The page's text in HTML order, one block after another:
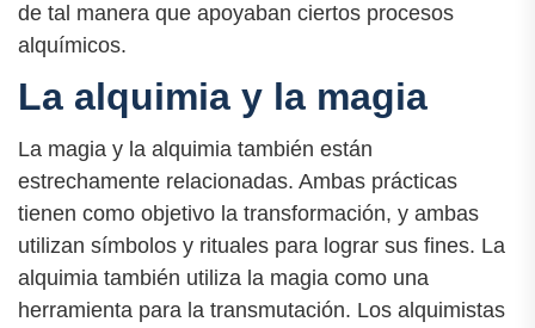
de tal manera que apoyaban ciertos procesos
alquímicos.
La alquimia y la magia
La magia y la alquimia también están
estrechamente relacionadas. Ambas prácticas
tienen como objetivo la transformación, y ambas
utilizan símbolos y rituales para lograr sus fines. La
alquimia también utiliza la magia como una
herramienta para la transmutación. Los alquimistas